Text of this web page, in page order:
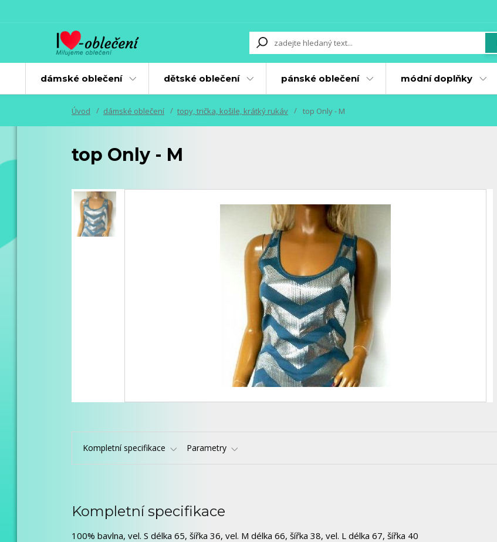
dámské oblečení dětské oblečení pánské oblečení módní doplňky
Úvod dámské oblečení topy, trička, košile, krátký rukáv top Only - M
top Only - M
Kompletní specifikace Parametry
Kompletní specifikace
100% bavlna, vel. S délka 65, šířka 36, vel. M délka 66, šířka 38, vel. L délka 67, šířka 40